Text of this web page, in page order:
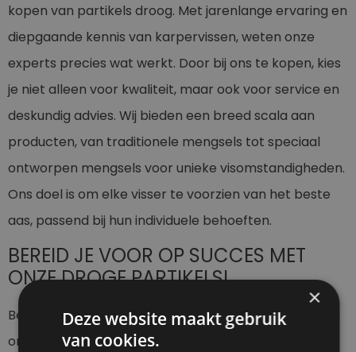
kopen van partikels droog. Met jarenlange ervaring en
diepgaande kennis van karpervissen, weten onze
experts precies wat werkt. Door bij ons te kopen, kies
je niet alleen voor kwaliteit, maar ook voor service en
deskundig advies. Wij bieden een breed scala aan
producten, van traditionele mengsels tot speciaal
ontworpen mengsels voor unieke visomstandigheden.
Ons doel is om elke visser te voorzien van het beste
aas, passend bij hun individuele behoeften.
BEREID JE VOOR OP SUCCES MET
ONZE DROGE PARTIKELS!
Ben je klaar om je viskoffer te upgraden? Ontdek dan
ons uitgebreide aanbod aan partikels droog en laat
×
Deze website maakt gebruik
van cookies.